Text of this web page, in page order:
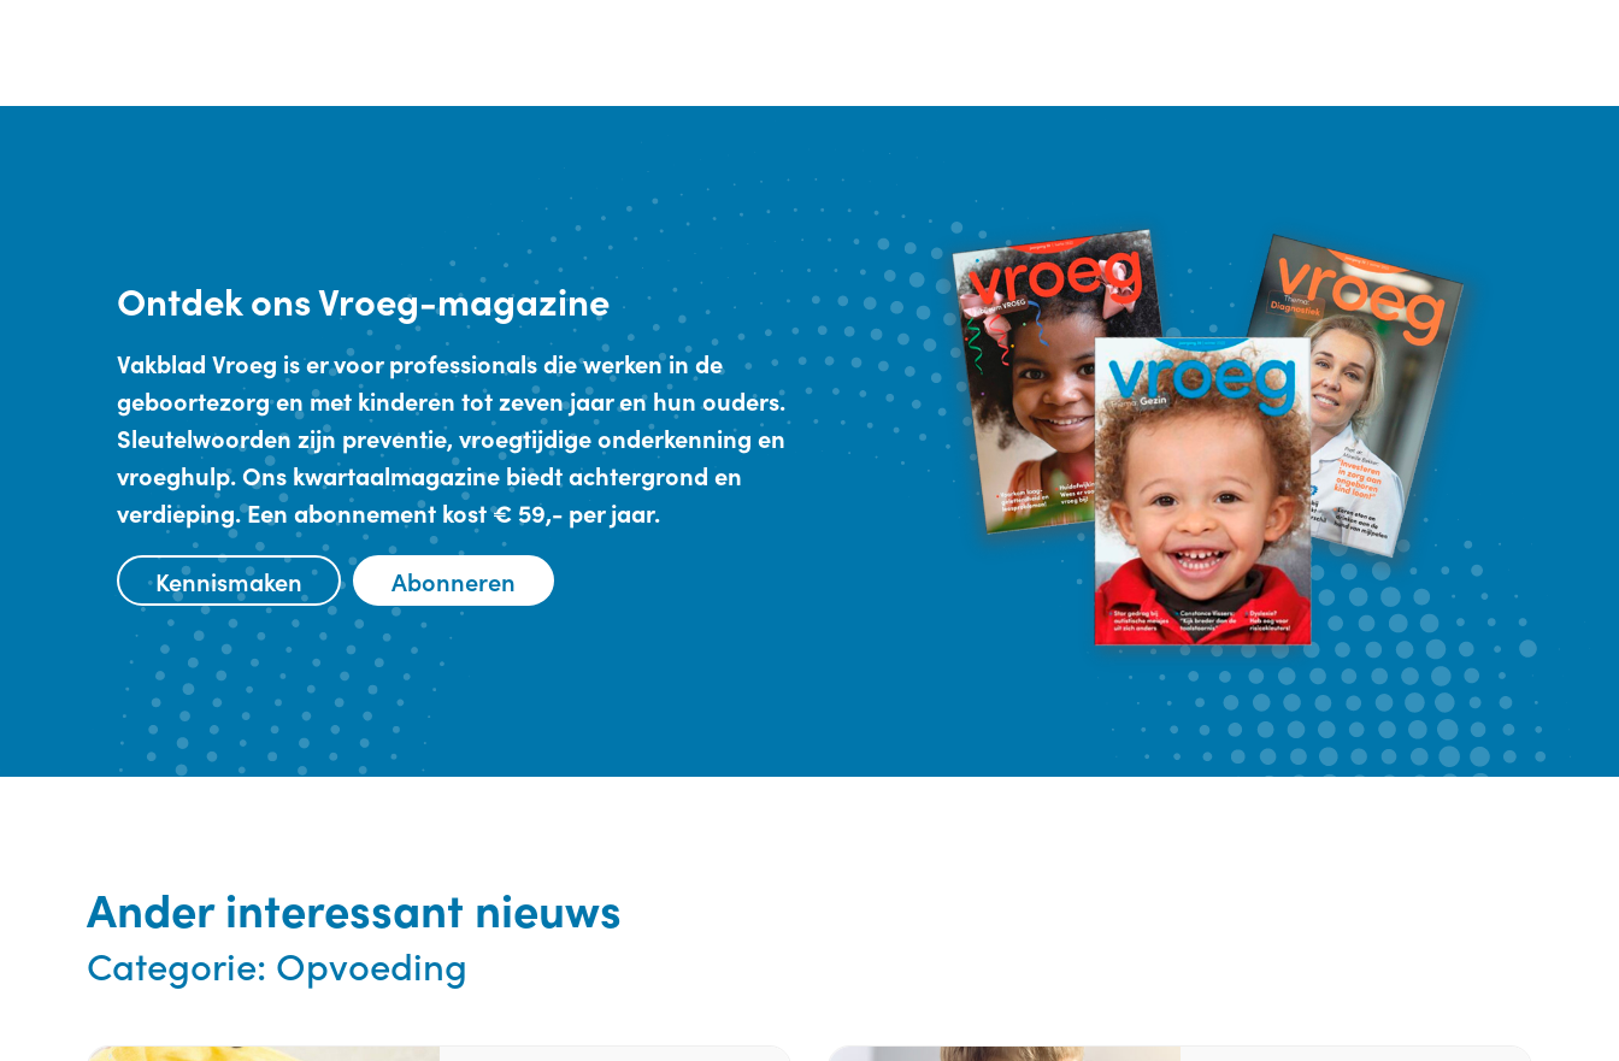
Ontdekons Vroeg-magazine
Vakblad Vroeg is er voor professionals die werken in de
geboortezorg en met kinderen tot zeven jaar en hun ouders.
Sleutelwoorden zijn preventie, vroegtijdige onderkenning en
vroeghulp. Ons kwartaalmagazine biedt achtergrond en
verdieping. Een abonnement kost € 59,- per jaar.
Kennismaken Abonneren
Ander interessant nieuws
Categorie: Opvoeding